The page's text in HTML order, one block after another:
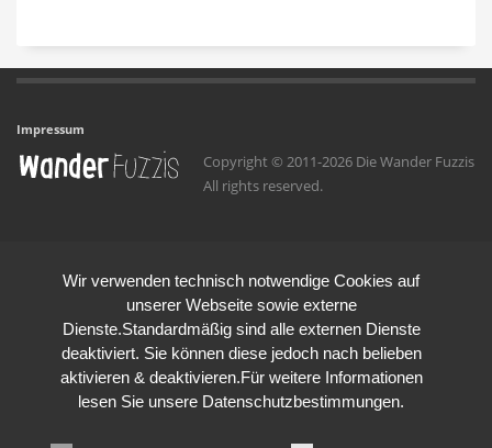
Impressum
Copyright © 2011-2026 Die Wander Fuzzis
All rights reserved.
Wir verwenden technisch notwendige Cookies auf
unserer Webseite sowie externe
Dienste.Standardmäßig sind alle externen Dienste
deaktiviert. Sie können diese jedoch nach belieben
aktivieren & deaktivieren.Für weitere Informationen
lesen Sie unsere Datenschutzbestimmungen.